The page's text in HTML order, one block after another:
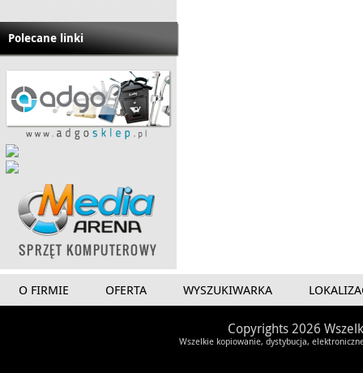
Polecane linki
O FIRMIE OFERTA WYSZUKIWARKA
Copyrights 2026
Wszelkie kopiowanie, dystybucja,